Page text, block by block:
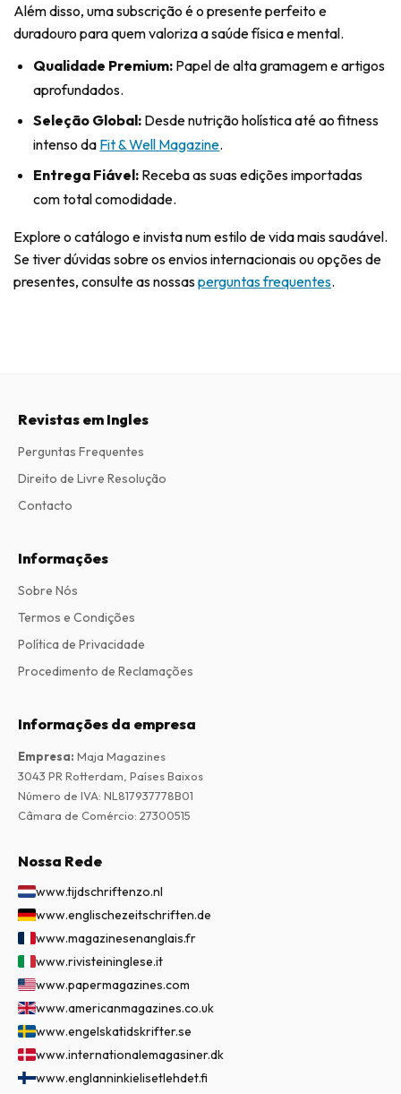
Além disso, uma subscrição é o presente perfeito e
duradouro para quem valoriza a saúde física e mental.
Qualidade Premium: Papel de alta gramagem e artigos
aprofundados.
Seleção Global: Desde nutrição holística até ao fitness
intenso da Fit & Well Magazine.
Entrega Fiável: Receba as suas edições importadas
com total comodidade.
Explore o catálogo e invista num estilo de vida mais saudável.
Se tiver dúvidas sobre os envios internacionais ou opções de
presentes, consulte as nossasperguntas frequentes.
Revistas em Ingles
Perguntas Frequentes
Direito de Livre Resolução
Contacto
Informações
Sobre Nós
Termos e Condições
Política de Privacidade
Procedimento de Reclamações
Informações da empresa
Empresa: Maja Magazines
3043 PR Rotterdam, Países Baixos
Número de IVA: NL817937778B01
Câmara de Comércio: 27300515
Nossa Rede
www.tijdschriftenzo.nl
www.englischezeitschriften.de
www.magazinesenanglais.fr
www.rivisteininglese.it
www.papermagazines.com
www.americanmagazines.co.uk
www.engelskatidskrifter.se
www.internationalemagasiner.dk
www.englanninkielisetlehdet.fi